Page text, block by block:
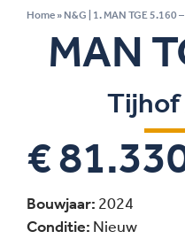
Home » N&G | 1. MAN TGE 5.160
MAN
Tijhof
€
Bouwjaar: 2024
Conditie: Nieuw